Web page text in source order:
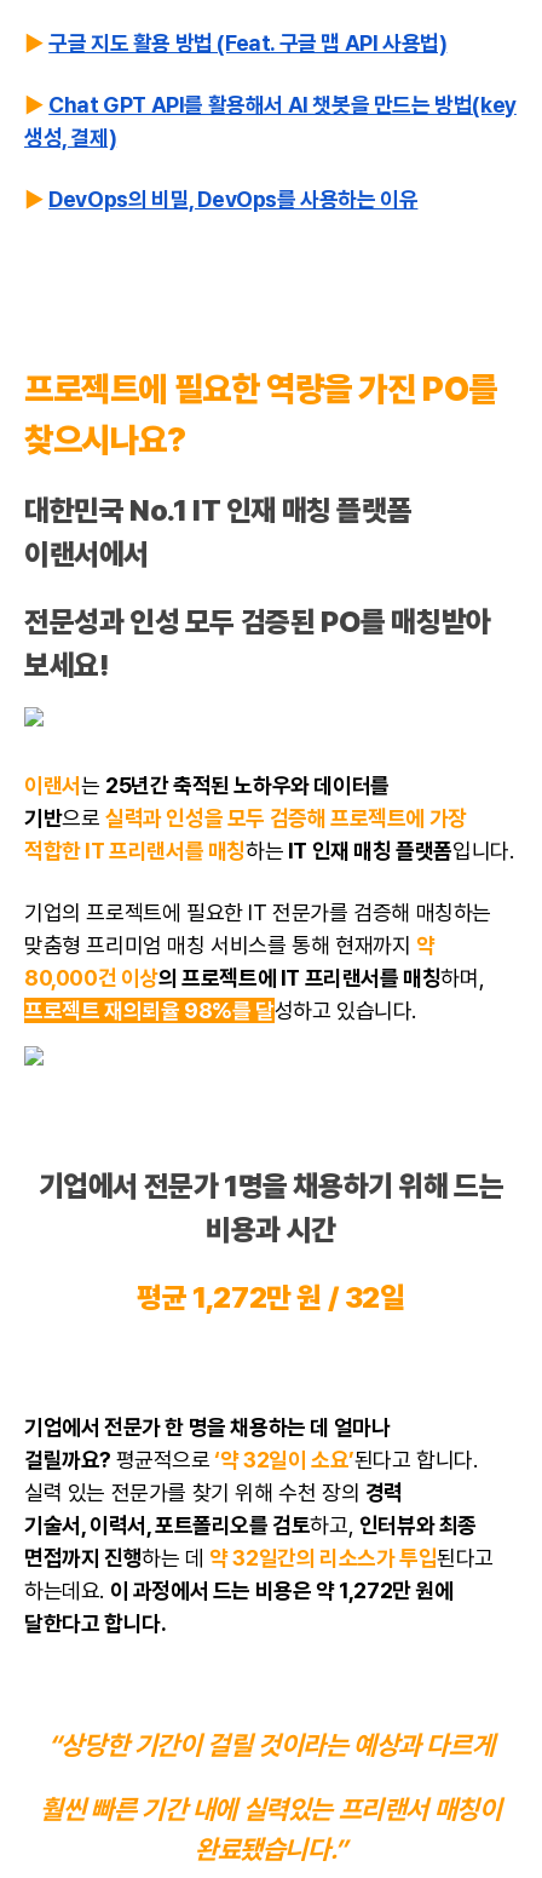
▶구글 지도 활용 방법 (Feat. 구글 맵 API 사용법)
▶ Chat GPT API를 활용해서 AI 챗봇을 만드는 방법(key
생성, 결제)
▶ DevOps의 비밀, DevOps를 사용하는 이유
프로젝트에 필요한 역량을 가진 PO를
찾으시나요?
대한민국 No.1 IT 인재 매칭 플랫폼
이랜서에서
전문성과 인성 모두 검증된 PO를 매칭받아
보세요!
이랜서는 25년간 축적된 노하우와데이터를
기반으로실력과 인성을 모두 검증해 프로젝트에 가장
적합한 IT 프리랜서를 매칭하는 IT 인재 매칭 플랫폼입니다.
기업의 프로젝트에 필요한 IT 전문가를 검증해 매칭하는
맞춤형 프리미엄 매칭 서비스를 통해 현재까지약
80,000건 이상의 프로젝트에 IT 프리랜서를 매칭하며,
프로젝트 재의뢰율 98%를 달성하고 있습니다.
기업에서 전문가 1명을 채용하기 위해 드는
비용과 시간
평균 1,272만 원 / 32일
기업에서 전문가 한 명을 채용하는 데 얼마나
걸릴까요? 평균적으로‘약 32일이 소요’된다고 합니다.
실력 있는 전문가를 찾기 위해 수천 장의 경력
기술서, 이력서 , 포트폴리오를 검토하고, 인터뷰와 최종
면접까지 진행하는 데약 32일간의 리소스가 투입된다고
하는데요. 이 과정에서 드는 비용은 약 1,272만 원에
달한다고 합니다.
“상당한 기간이 걸릴 것이라는 예상과 다르게
훨씬 빠른 기간 내에 실력있는프리랜서매칭이
완료됐습니다.”